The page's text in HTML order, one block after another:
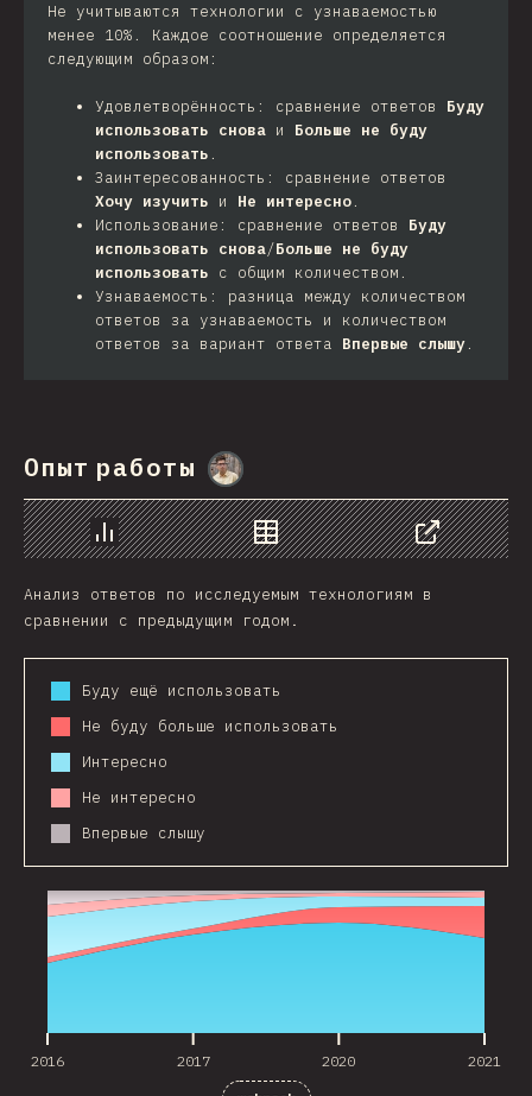
Не учитываются технологии с узнаваемостью
менее 10%. Каждое соотношение определяется
следующим образом:
Удовлетворённость: сравнение ответов Буду
использовать снова и Больше не буду
использовать .
Заинтересованность: сравнение ответов
Хочу изучить и Не интересно.
Использование: сравнение ответов Буду
использовать снова/Больше не буду
использовать с общим количеством.
Узнаваемость: разница между количеством
ответов за узнаваемость и количеством
ответов за вариант ответа Впервые слышу.
Опыт работы
График Данные
Поделиться
Анализ ответов по исследуемым технологиям в
сравнении с предыдущим годом.
Буду ещё использовать
Не буду больше использовать
Интересно
Не интересно
Впервые слышу
2016 2017 2020 2021
2016 2017 2020 2021